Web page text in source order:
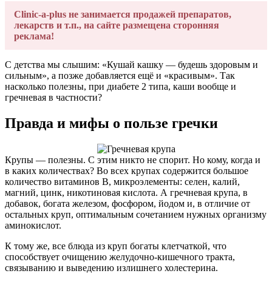
Clinic-a-plus не занимается продажей препаратов,
лекарств и т.п., на сайте размещена сторонняя
реклама!
С детства мы слышим: «Кушай кашку — будешь здоровым и
сильным», а позже добавляется ещё и «красивым». Так
насколько полезны, при диабете 2 типа, каши вообще и
гречневая в частности?
Правда и мифы о пользе гречки
Крупы — полезны. С этим никто не спорит. Но кому, когда и
в каких количествах? Во всех крупах содержится большое
количество витаминов B, микроэлементы: селен, калий,
магний, цинк, никотиновая кислота. А гречневая крупа, в
добавок, богата железом, фосфором, йодом и, в отличие от
остальных круп, оптимальным сочетанием нужных организму
аминокислот.
К тому же, все блюда из круп богаты клетчаткой, что
способствует очищению желудочно-кишечного тракта,
связыванию и выведению излишнего холестерина.